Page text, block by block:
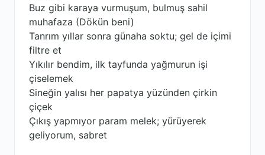
Buz gibi karaya vurmuşum, bulmuş sahil
muhafaza (Dökün beni)
Tanrım yıllar sonra günaha soktu; gel de içimi
filtre et
Yıkılır bendim, ilk tayfunda yağmurun işi
çiselemek
Sineğin yalısı her papatya yüzünden çirkin
çiçek
Çıkış yapmıyor param melek; yürüyerek
geliyorum, sabret